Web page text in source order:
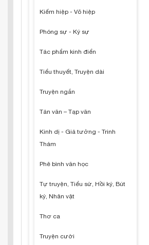
Kiếm hiệp - Võ hiệp
Phóng sự - Ký sự
Tác phẩm kinh điển
Tiểu thuyết, Truyện dài
Truyện ngắn
Tản văn – Tạp văn
Kinh dị - Giả tưởng - Trinh
Thám
Phê bình văn học
Tự truyện, Tiểu sử, Hồi ký, Bút
ký, Nhân vật
Thơ ca
Truyện cười